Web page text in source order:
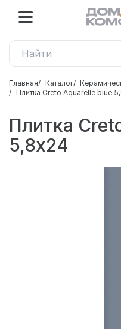
Главная Каталог
Плитка Creto Aquarelle blue
Плитка
5,8х24